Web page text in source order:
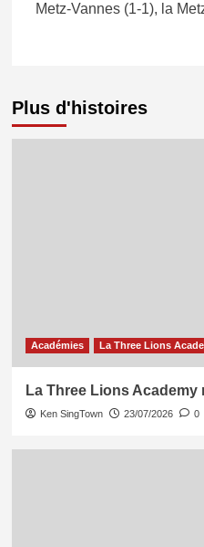
Metz-Vannes (1-1), la
Plus d'histoires
Académies La Three Lions
La Three Lions
Ken SingTown 23/07/2026 0